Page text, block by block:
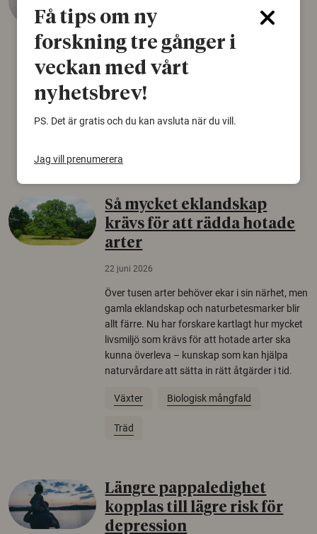
22 juni 2026
Det som arkeologer länge trodde var en
björnfäll visar sig vara delar av en 2000 år
gammal sko. Fyndet bär spår av romerskt
skomode och beskrivs som mycket ovanligt i
Norden.
Så mycket eklandskap
krävs för att rädda hotade
arter
22 juni 2026
Över tusen arter behöver ekar i sin närhet, men
gamla eklandskap och naturbetesmarker blir
allt färre. Nu har forskare kartlagt hur mycket
livsmiljö som krävs för att hotade arter ska
kunna överleva – kunskap som kan hjälpa
naturvårdare att sätta in rätt åtgärder i tid.
Växter Biologisk mångfald
Träd
Längre pappaledighet
kopplas till lägre risk för
depression
Få tips om ny
forskning tre gånger i
veckan med vårt
nyhetsbrev!
PS. Det är gratis och du kan avsluta när du vill.
Jag vill prenumerera